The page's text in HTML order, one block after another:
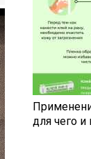
для чего и